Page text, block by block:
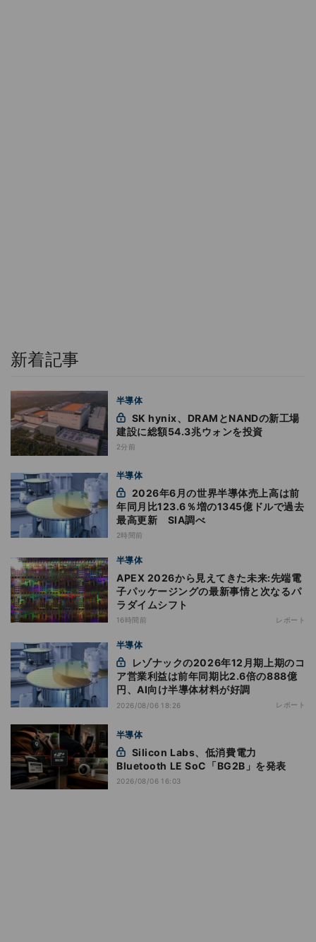
新着記事
半導体
建設に総額54.3兆ウォンを投資
2分前
半導体
年同月比123.6％増の1345億ドルで過去
最高更新 SIA調べ
2時間前
半導体
APEX 2026から見えてきた未来:先端電
子パッケージングの最新事情と次なるパ
ラダイムシフト
16時間前 レポート
半導体
ア営業利益は前年同期比2.6倍の888億
円、AI向け半導体材料が好調
2026/08/06 18:26 レポート
半導体
Bluetooth LE SoC「BG2B」を発表
2026/08/06 16:03